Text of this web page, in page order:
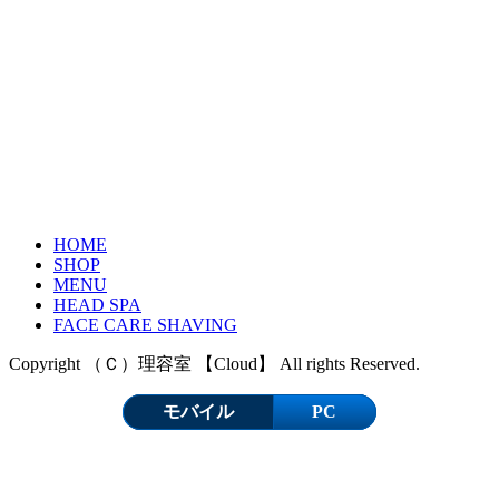
HOME
SHOP
MENU
HEAD SPA
FACE CARE SHAVING
Copyright （Ｃ）理容室 【Cloud】 All rights Reserved.
モバイル PC